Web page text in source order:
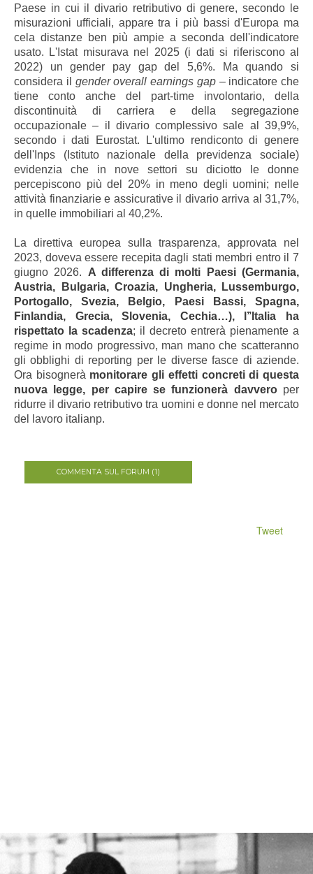
Paese in cui il divario retributivo di genere, secondo le
misurazioni ufficiali, appare tra i più bassi d'Europa ma
cela distanze ben più ampie a seconda dell'indicatore
usato. L'Istat misurava nel 2025 (i dati si riferiscono al
2022) un gender pay gap del 5,6%. Ma quando si
considera il gender overall earnings gap– indicatore che
tiene conto anche del part-time involontario, della
discontinuità di carriera e della segregazione
occupazionale – il divario complessivo sale al 39,9%,
secondo i dati Eurostat. L'ultimo rendiconto di genere
dell'Inps (Istituto nazionale della previdenza sociale)
evidenzia che in nove settori su diciotto le donne
percepiscono più del 20% in meno degli uomini; nelle
attività finanziarie e assicurative il divario arriva al 31,7%,
in quelle immobiliari al 40,2%.
La direttiva europea sulla trasparenza, approvata nel
2023, doveva essere recepita dagli stati membri entro il 7
giugno 2026. A differenza di molti Paesi (Germania,
Austria, Bulgaria, Croazia, Ungheria, Lussemburgo,
Portogallo, Svezia, Belgio, Paesi Bassi, Spagna,
Finlandia, Grecia, Slovenia, Cechia…), l’’Italia ha
rispettato la scadenza; il decreto entrerà pienamente a
regime in modo progressivo, man mano che scatteranno
gli obblighi di reporting per le diverse fasce di aziende.
Ora bisognerà monitorare gli effetti concreti di questa
nuova legge, per capire se funzionerà davvero per
ridurre il divario retributivo tra uomini e donne nel mercato
del lavoro italianp.
COMMENTA SUL FORUM (1)
Tweet